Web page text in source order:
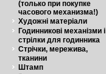
(только при покупке
часового механизма!)
Художні матеріали
Годинникові механізми і
стрілки для годинника
Стрічки, мережива,
тканини
Штамп